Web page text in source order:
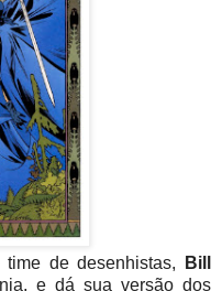
de desenhistas,
Bill
e dá sua versão dos